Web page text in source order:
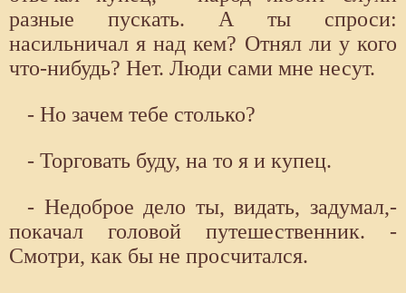
разные пускать. А ты спроси:
насильничал я над кем? Отнял ли у кого
что-нибудь? Нет. Люди сами мне несут.
- Но зачем тебе столько?
- Торговать буду, на то я и купец.
- Недоброе дело ты, видать, задумал,-
покачал головой путешественник. -
Смотри, как бы не просчитался.